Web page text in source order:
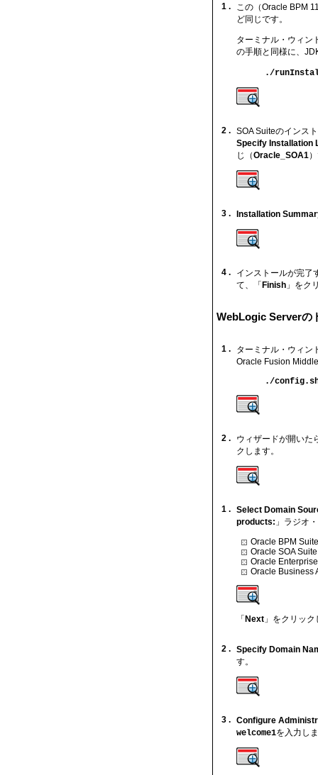
1 .
この（Oracle BPM
ど同じです。
ターミナル・ウィン
の手順と同様に、
./
2 . SOA Suiteのインス
Specify Installation
じ（Oracle_SOA1
3 . Installation
4 .
インストールが完了
て、「Finish 」をク
WebLogic Serverの
1 .
ターミナル・ウィン
Oracle Fusion
./
2 .
ウィザードが開いた
クします。
1 . Select Domain
products: 」ラジオ
Oracle BPM
Oracle SOA Suite
Oracle
Oracle Business
「 Next 」をクリッ
2 . Specify Domain
す。
3 . Configure
welcome1を入力し